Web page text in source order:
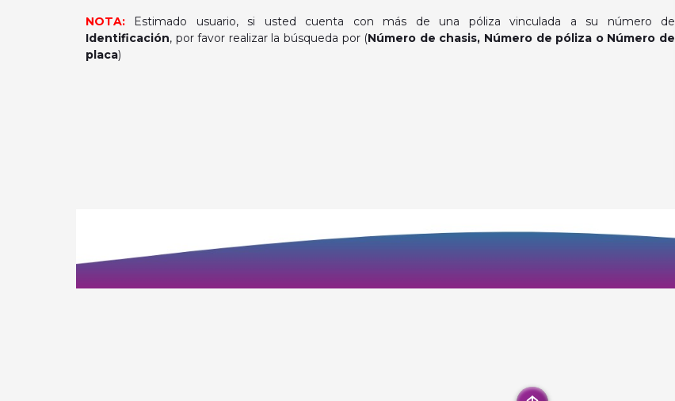
NOTA: Estimado usuario, si usted cuenta con más de una póliza vinculada a su número de
Identificación, por favor realizar la búsqueda por (Número de chasis, Número de póliza o Número de
placa)